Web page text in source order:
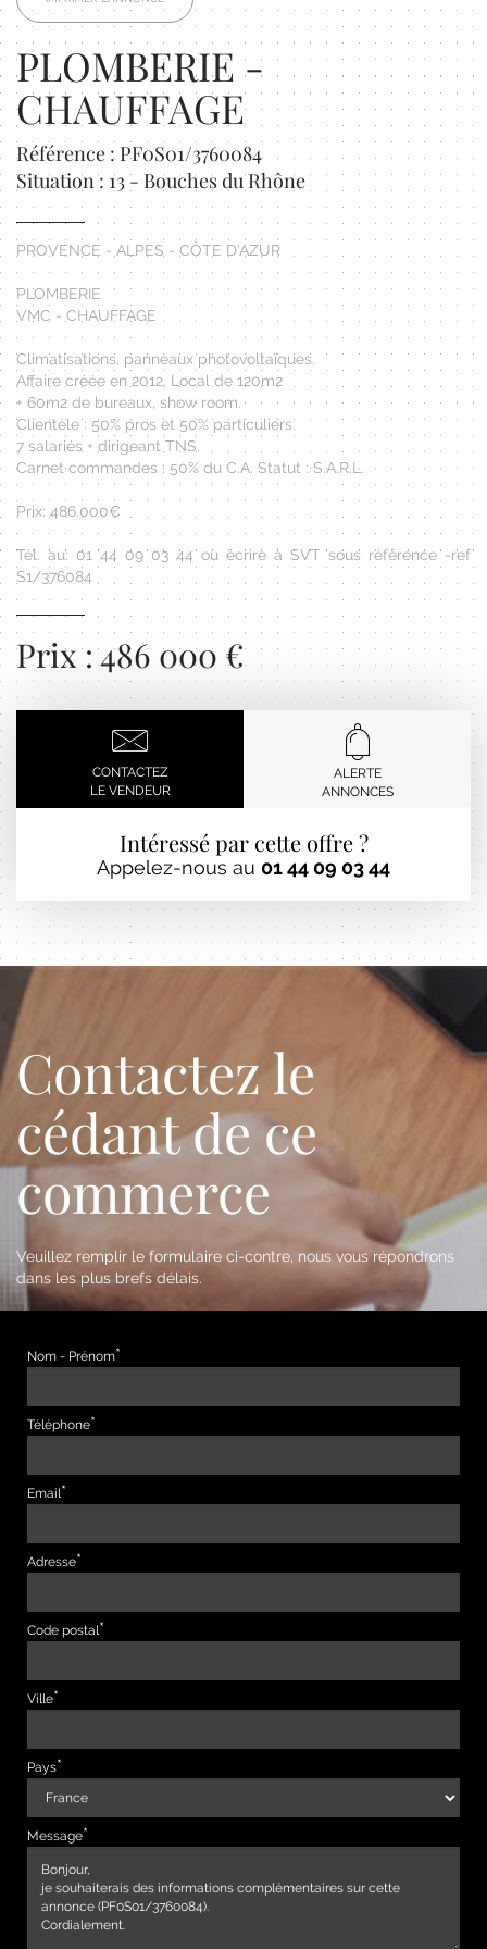
PLOMBERIE -
CHAUFFAGE
Référence : PF0S01/3760084
Situation : 13 - Bouches du Rhône
PROVENCE - ALPES - CÔTE D'AZUR
PLOMBERIE
VMC - CHAUFFAGE
Climatisations, panneaux photovoltaïques.
Affaire créée en 2012. Local de 120m2
+ 60m2 de bureaux, show room.
Clientèle : 50% pros et 50% particuliers.
7 salariés + dirigeant TNS.
Carnet commandes : 50% du C.A. Statut : S.A.R.L.
Prix: 486.000€
Tél. au: 01 44 09 03 44 ou écrire à SVT sous référence -ref
S1/376084
Prix : 486 000 €
CONTACTEZ
LE VENDEUR
ALERTE
ANNONCES
Intéressé par cette offre ?
Appelez-nous au 01 44 09 03 44
Contactez le
cédant de ce
commerce
Veuillez remplir le formulaire ci-contre, nous vous répondrons
dans les plus brefs délais.
Nom - Prénom
Téléphone
Email
Adresse
Code postal
Ville
Pays
Message